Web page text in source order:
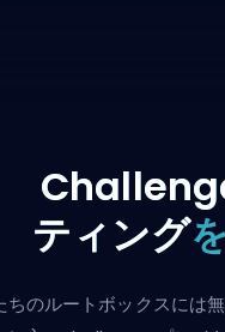
ティング
ちのルートボックスには